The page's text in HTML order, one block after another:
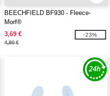
BEECHFIELD BF930 - Fleece-
Morf®
3,69 €
4,80 €
-23%